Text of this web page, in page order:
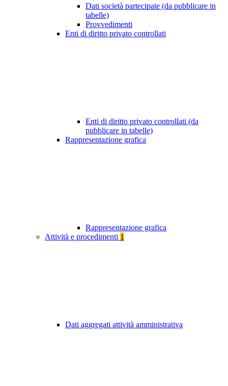
Dati società partecipate (da pubblicare in
tabelle)
Provvedimenti
Enti di diritto privato controllati
Enti di diritto privato controllati (da
pubblicare in tabelle)
Rappresentazione grafica
Rappresentazione grafica
Attività e procedimenti 1
Dati aggregati attività amministrativa